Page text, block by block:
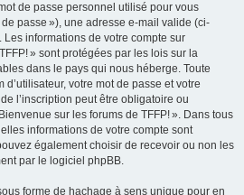
de passe personnel utilisé pour vous
passe »), une adresse e-mail valide (ci-
informations de votre compte sur
» sont protégées par les lois sur la
dans le pays qui nous héberge. Toute
votre mot de passe et votre
l’inscription peut être obligatoire ou
sur les forums de TFFP! ». Dans tous
informations de votre compte sont
également choisir de recevoir ou non les
par le logiciel phpBB.
forme de hachage à sens unique pour en